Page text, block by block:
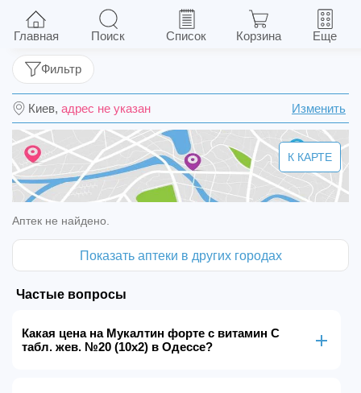
Мукалтин форте с витамин С табл. жев. №20
(10х2)
Киев, адрес не указан Изменить
Фильтр
К КАРТЕ
Аптек не найдено.
Показать аптеки в других городах
Частые вопросы
Какая цена на Мукалтин форте с витамин С
табл. жев. №20 (10х2) в Одессе?
Главная Поиск Список Корзина Еще